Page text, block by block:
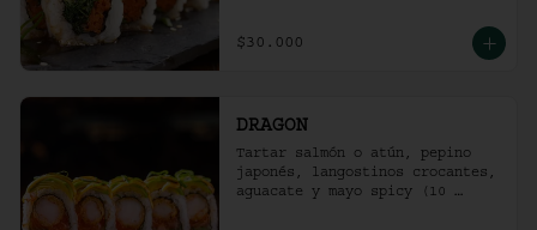
$30.000
DRAGON
Tartar salmón o atún, pepino
japonés, langostinos crocantes,
aguacate y mayo spicy (10